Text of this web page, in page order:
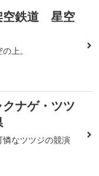
空鉄道 星空
上。
ナゲ・ツツ
なツツジの競演